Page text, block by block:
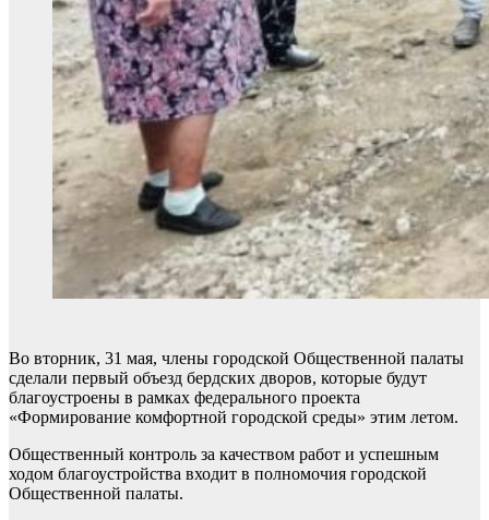
Во вторник, 31 мая, члены городской Общественной палаты
сделали первый объезд бердских дворов, которые будут
благоустроены в рамках федерального проекта
«Формирование комфортной городской среды» этим летом.
Общественный контроль за качеством работ и успешным
ходом благоустройства входит в полномочия городской
Общественной палаты.